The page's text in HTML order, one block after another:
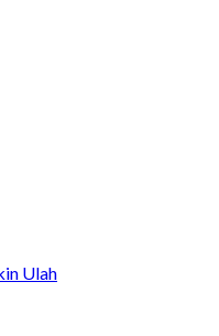
Ulah